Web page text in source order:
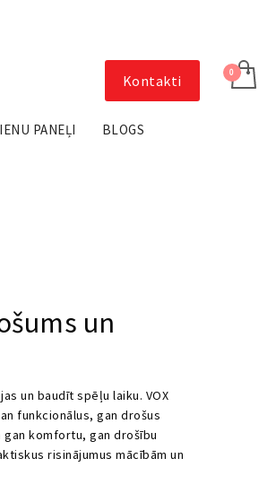
Kontakti
PANEĻI BLOGS
un
un baudīt spēļu laiku. VOX
funkcionālus, gan drošus
komfortu, gan drošību
risinājumus mācībām un